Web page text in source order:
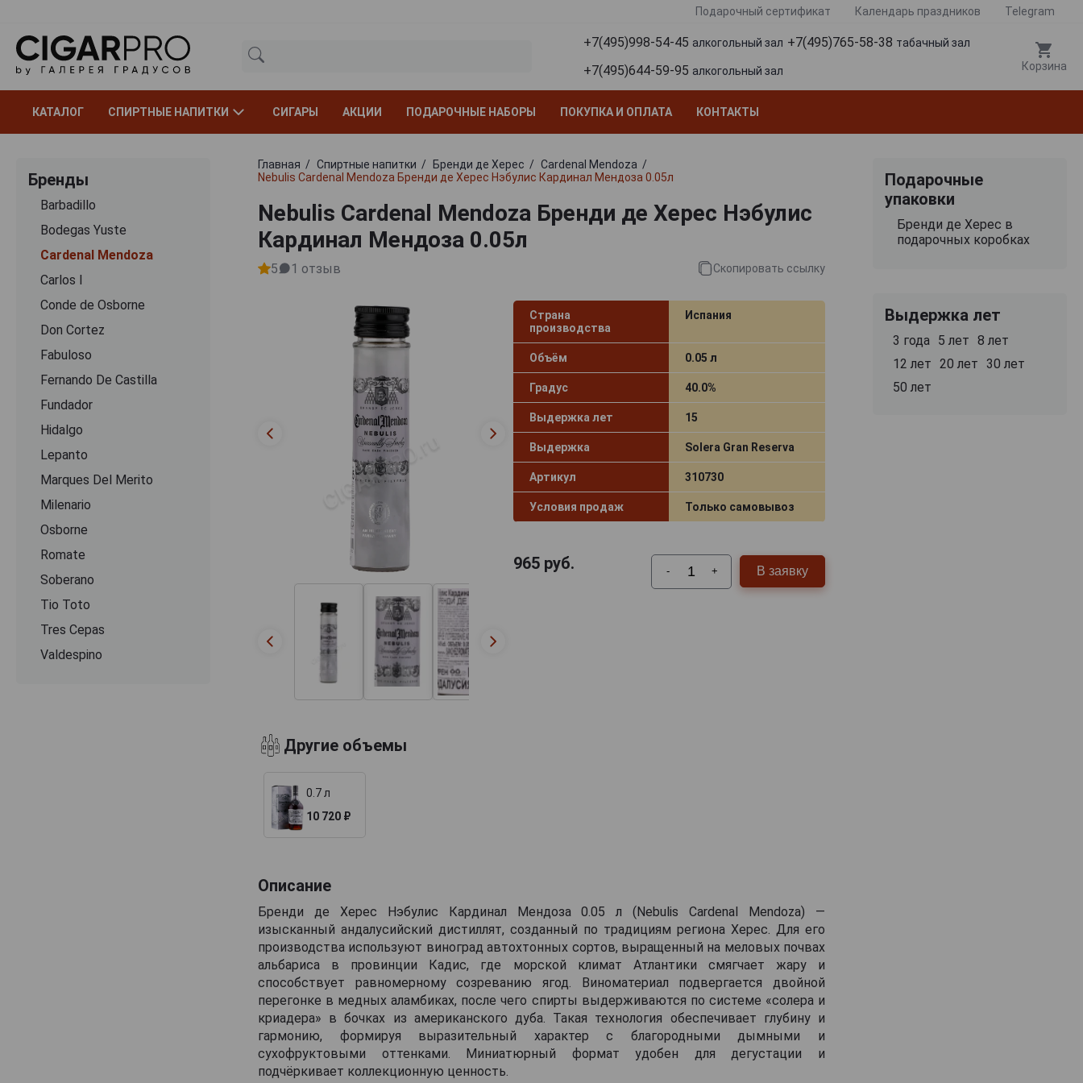
Подарочный сертификат Календарь праздников Telegram
+7(495)998-54-45 алкогольный зал +7(495)765-58-38 табачный зал
+7(495)644-59-95 алкогольный зал Корзина
КАТАЛОГ СПИРТНЫЕ НАПИТКИ СИГАРЫ АКЦИИ ПОДАРОЧНЫЕ НАБОРЫ ПОКУПКА И ОПЛАТА КОНТАКТЫ
Бренды
Barbadillo
Bodegas Yuste
Cardenal Mendoza
Carlos I
Conde de Osborne
Don Cortez
Fabuloso
Fernando De Castilla
Fundador
Hidalgo
Lepanto
Marques Del Merito
Milenario
Osborne
Romate
Soberano
Tio Toto
Tres Cepas
Valdespino
Главная Спиртные напитки Бренди де Херес
Cardenal Mendoza
Nebulis Cardenal Mendoza Бренди де Херес Нэбулис Кардинал Мендоза 0.05л
Nebulis Cardenal Mendoza Бренди де Херес Нэбулис
Кардинал Мендоза 0.05л
5 1 отзыв Скопировать ссылку
Страна
производства
Испания
Объём 0.05 л
Градус 40.0%
Выдержка лет 15
Выдержка Solera Gran Reserva
Артикул 310730
Условия продаж Только самовывоз
965руб. - + В заявку
Другие объемы
0.7 л
10 720 ₽
Описание
Бренди де Херес Нэбулис Кардинал Мендоза 0.05 л (Nebulis Cardenal Mendoza) —
изысканный андалусийский дистиллят, созданный по традициям региона Херес. Для его
производства используют виноград автохтонных сортов, выращенный на меловых почвах
альбариса в провинции Кадис, где морской климат Атлантики смягчает жару и
способствует равномерному созреванию ягод. Виноматериал подвергается двойной
перегонке в медных аламбиках, после чего спирты выдерживаются по системе «солера и
криадера» в бочках из американского дуба. Такая технология обеспечивает глубину и
гармонию, формируя выразительный характер с благородными дымными и
сухофруктовыми оттенками. Миниатюрный формат удобен для дегустации и
подчёркивает коллекционную ценность.
Подарочные
упаковки
Бренди де Херес в
подарочных коробках
Выдержка лет
3 года 5 лет 8 лет
12 лет
20 лет 30 лет
50 лет